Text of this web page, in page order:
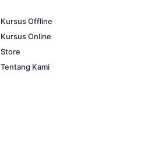
Kursus Offline
Kursus Online
Store
Tentang Kami